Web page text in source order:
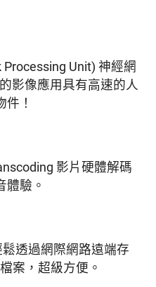
Unit) 神經網
影像應用具有高速的人
！
影片硬體解碼
體驗。
透過網際網路遠端存
案，超級方便。